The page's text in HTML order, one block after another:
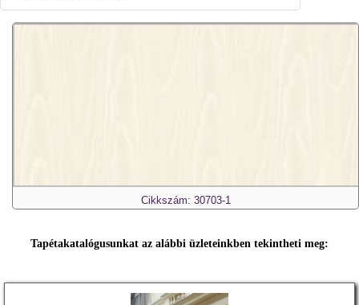
Cikkszám: 30703-1
Tapétakatalógusunkat az alábbi üzleteinkben tekintheti meg: